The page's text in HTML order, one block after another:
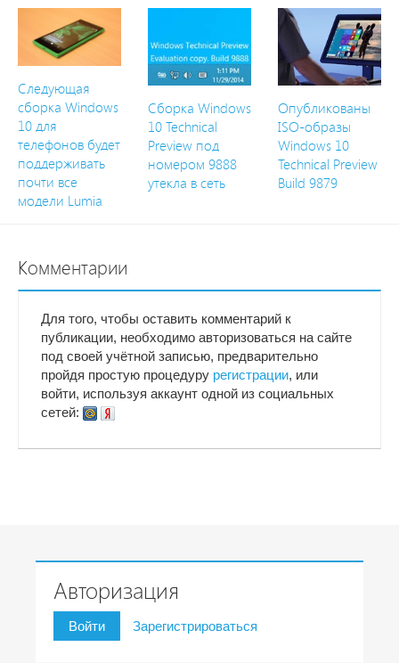
Следующая
сборка Windows
10 для
телефонов будет
поддерживать
почти все
модели Lumia
Сборка Windows
10 Technical
Preview под
номером 9888
утекла в сеть
Опубликованы
ISO-образы
Windows 10
Technical Preview
Build 9879
Комментарии
Для того, чтобы оставить комментарий к
публикации, необходимо авторизоваться на сайте
под своей учётной записью, предварительно
пройдя простую процедуру регистрации, или
войти, используя аккаунт одной из социальных
сетей:
Авторизация
Войти Зарегистрироваться